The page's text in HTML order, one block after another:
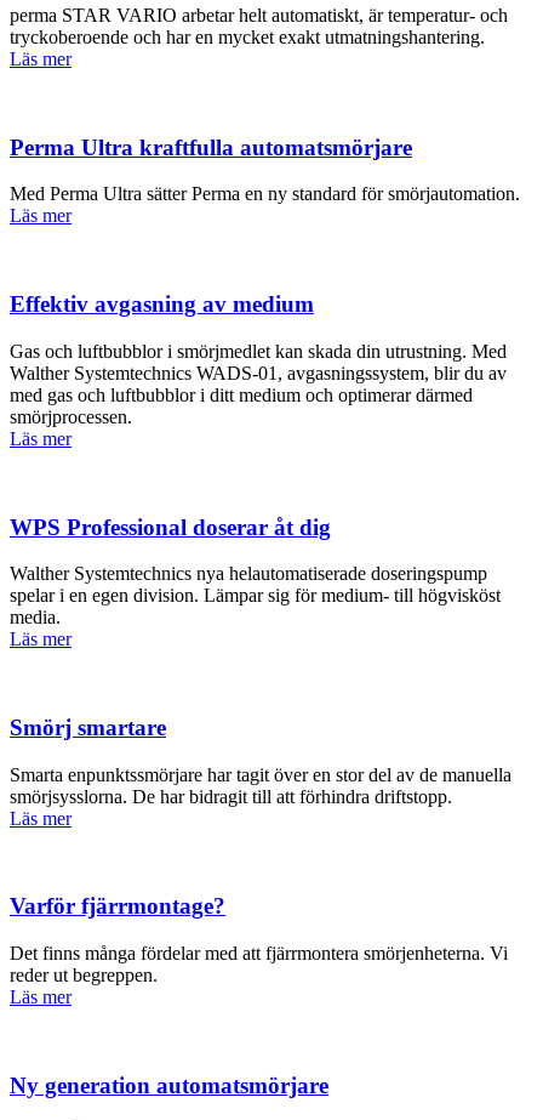
perma STAR VARIO arbetar helt automatiskt, är temperatur- och
tryckoberoende och har en mycket exakt utmatningshantering.
Läs mer
Perma Ultra kraftfulla automatsmörjare
Med Perma Ultra sätter Perma en ny standard för smörjautomation.
Läs mer
Effektiv avgasning av medium
Gas och luftbubblor i smörjmedlet kan skada din utrustning. Med
Walther Systemtechnics WADS-01, avgasningssystem, blir du av
med gas och luftbubblor i ditt medium och optimerar därmed
smörjprocessen.
Läs mer
WPS Professional doserar åt dig
Walther Systemtechnics nya helautomatiserade doseringspump
spelar i en egen division. Lämpar sig för medium- till högvisköst
media.
Läs mer
Smörj smartare
Smarta enpunktssmörjare har tagit över en stor del av de manuella
smörjsysslorna. De har bidragit till att förhindra driftstopp.
Läs mer
Varför fjärrmontage?
Det finns många fördelar med att fjärrmontera smörjenheterna. Vi
reder ut begreppen.
Läs mer
Ny generation automatsmörjare